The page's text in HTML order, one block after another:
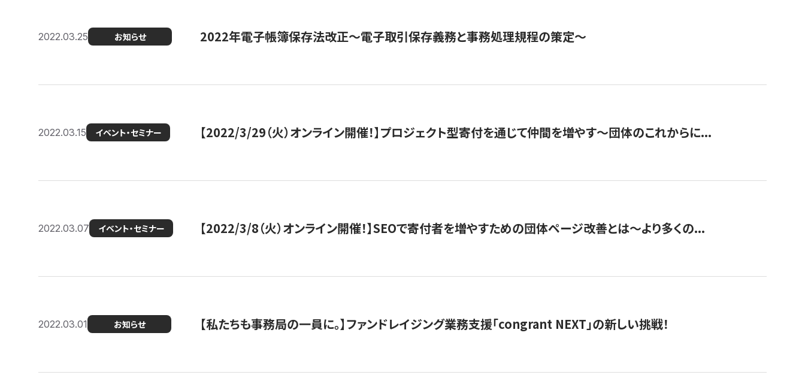
2022.03.25 お知らせ 2022年電子帳簿保存法改正～電子取引保存義務と事務処理規程の策定～
2022.03.15 イベント・セミナー 【2022/3/29（火）オンライン開催！】プロジェクト型寄付を通じて仲間を増やす～団体のこれからに...
2022.03.07 イベント・セミナー 【2022/3/8（火）オンライン開催！】SEOで寄付者を増やすための団体ページ改善とは～より多くの...
2022.03.01 お知らせ 【私たちも事務局の一員に。】ファンドレイジング業務支援「congrant NEXT」の新しい挑戦！